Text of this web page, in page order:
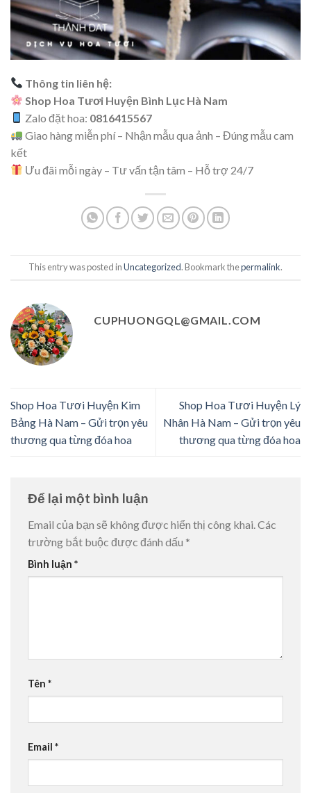
Thông tin liên hệ:
Shop Hoa Tươi Huyện Bình Lục Hà Nam
Zalo đặt hoa: 0816415567
Giao hàng miễn phí – Nhận mẫu qua ảnh – Đúng mẫu cam
kết
Ưu đãi mỗi ngày – Tư vấn tận tâm – Hỗ trợ 24/7
This entry was posted inUncategorized. Bookmark thepermalink.
CUPHUONGQL@GMAIL.COM
Shop Hoa Tươi Huyện Kim
Bảng Hà Nam – Gửi trọn yêu
thương qua từng đóa hoa
Shop Hoa Tươi Huyện Lý
Nhân Hà Nam – Gửi trọn yêu
thương qua từng đóa hoa
Để lại một bình luận
Email của bạn sẽ không được hiển thị công khai.Các
trường bắt buộc được đánh dấu *
Bình luận *
Tên *
Email *